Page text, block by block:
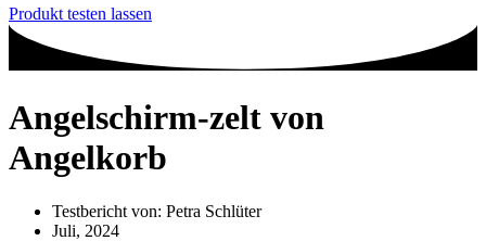
Produkt testen lassen
Angelschirm-zelt von
Angelkorb
Testbericht von: Petra Schlüter
Juli, 2024